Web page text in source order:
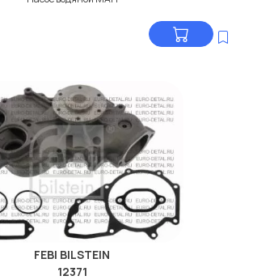
FEBI BILSTEIN
12371